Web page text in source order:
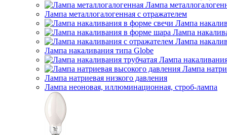
Лампа
Лампа металлогалогенная с отражателем
Лампа
Лампа
Лампа
Лампа накаливания типа Globe
Лампа
Лампа
Лампа натриевая низкого давления
Лампа неоновая, иллюминационная, строб-лампа